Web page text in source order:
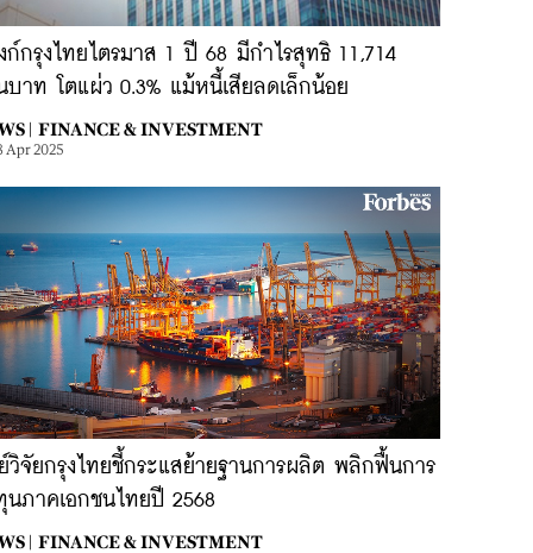
ก์กรุงไทยไตรมาส 1 ปี 68 มีกำไรสุทธิ 11,714
บาท โตแผ่ว 0.3% แม้หนี้เสียลดเล็กน้อย
| FINANCE & INVESTMENT
Apr 2025
วิจัยกรุงไทยชี้กระแสย้ายฐานการผลิต พลิกฟื้นการ
นภาคเอกชนไทยปี 2568
| FINANCE & INVESTMENT